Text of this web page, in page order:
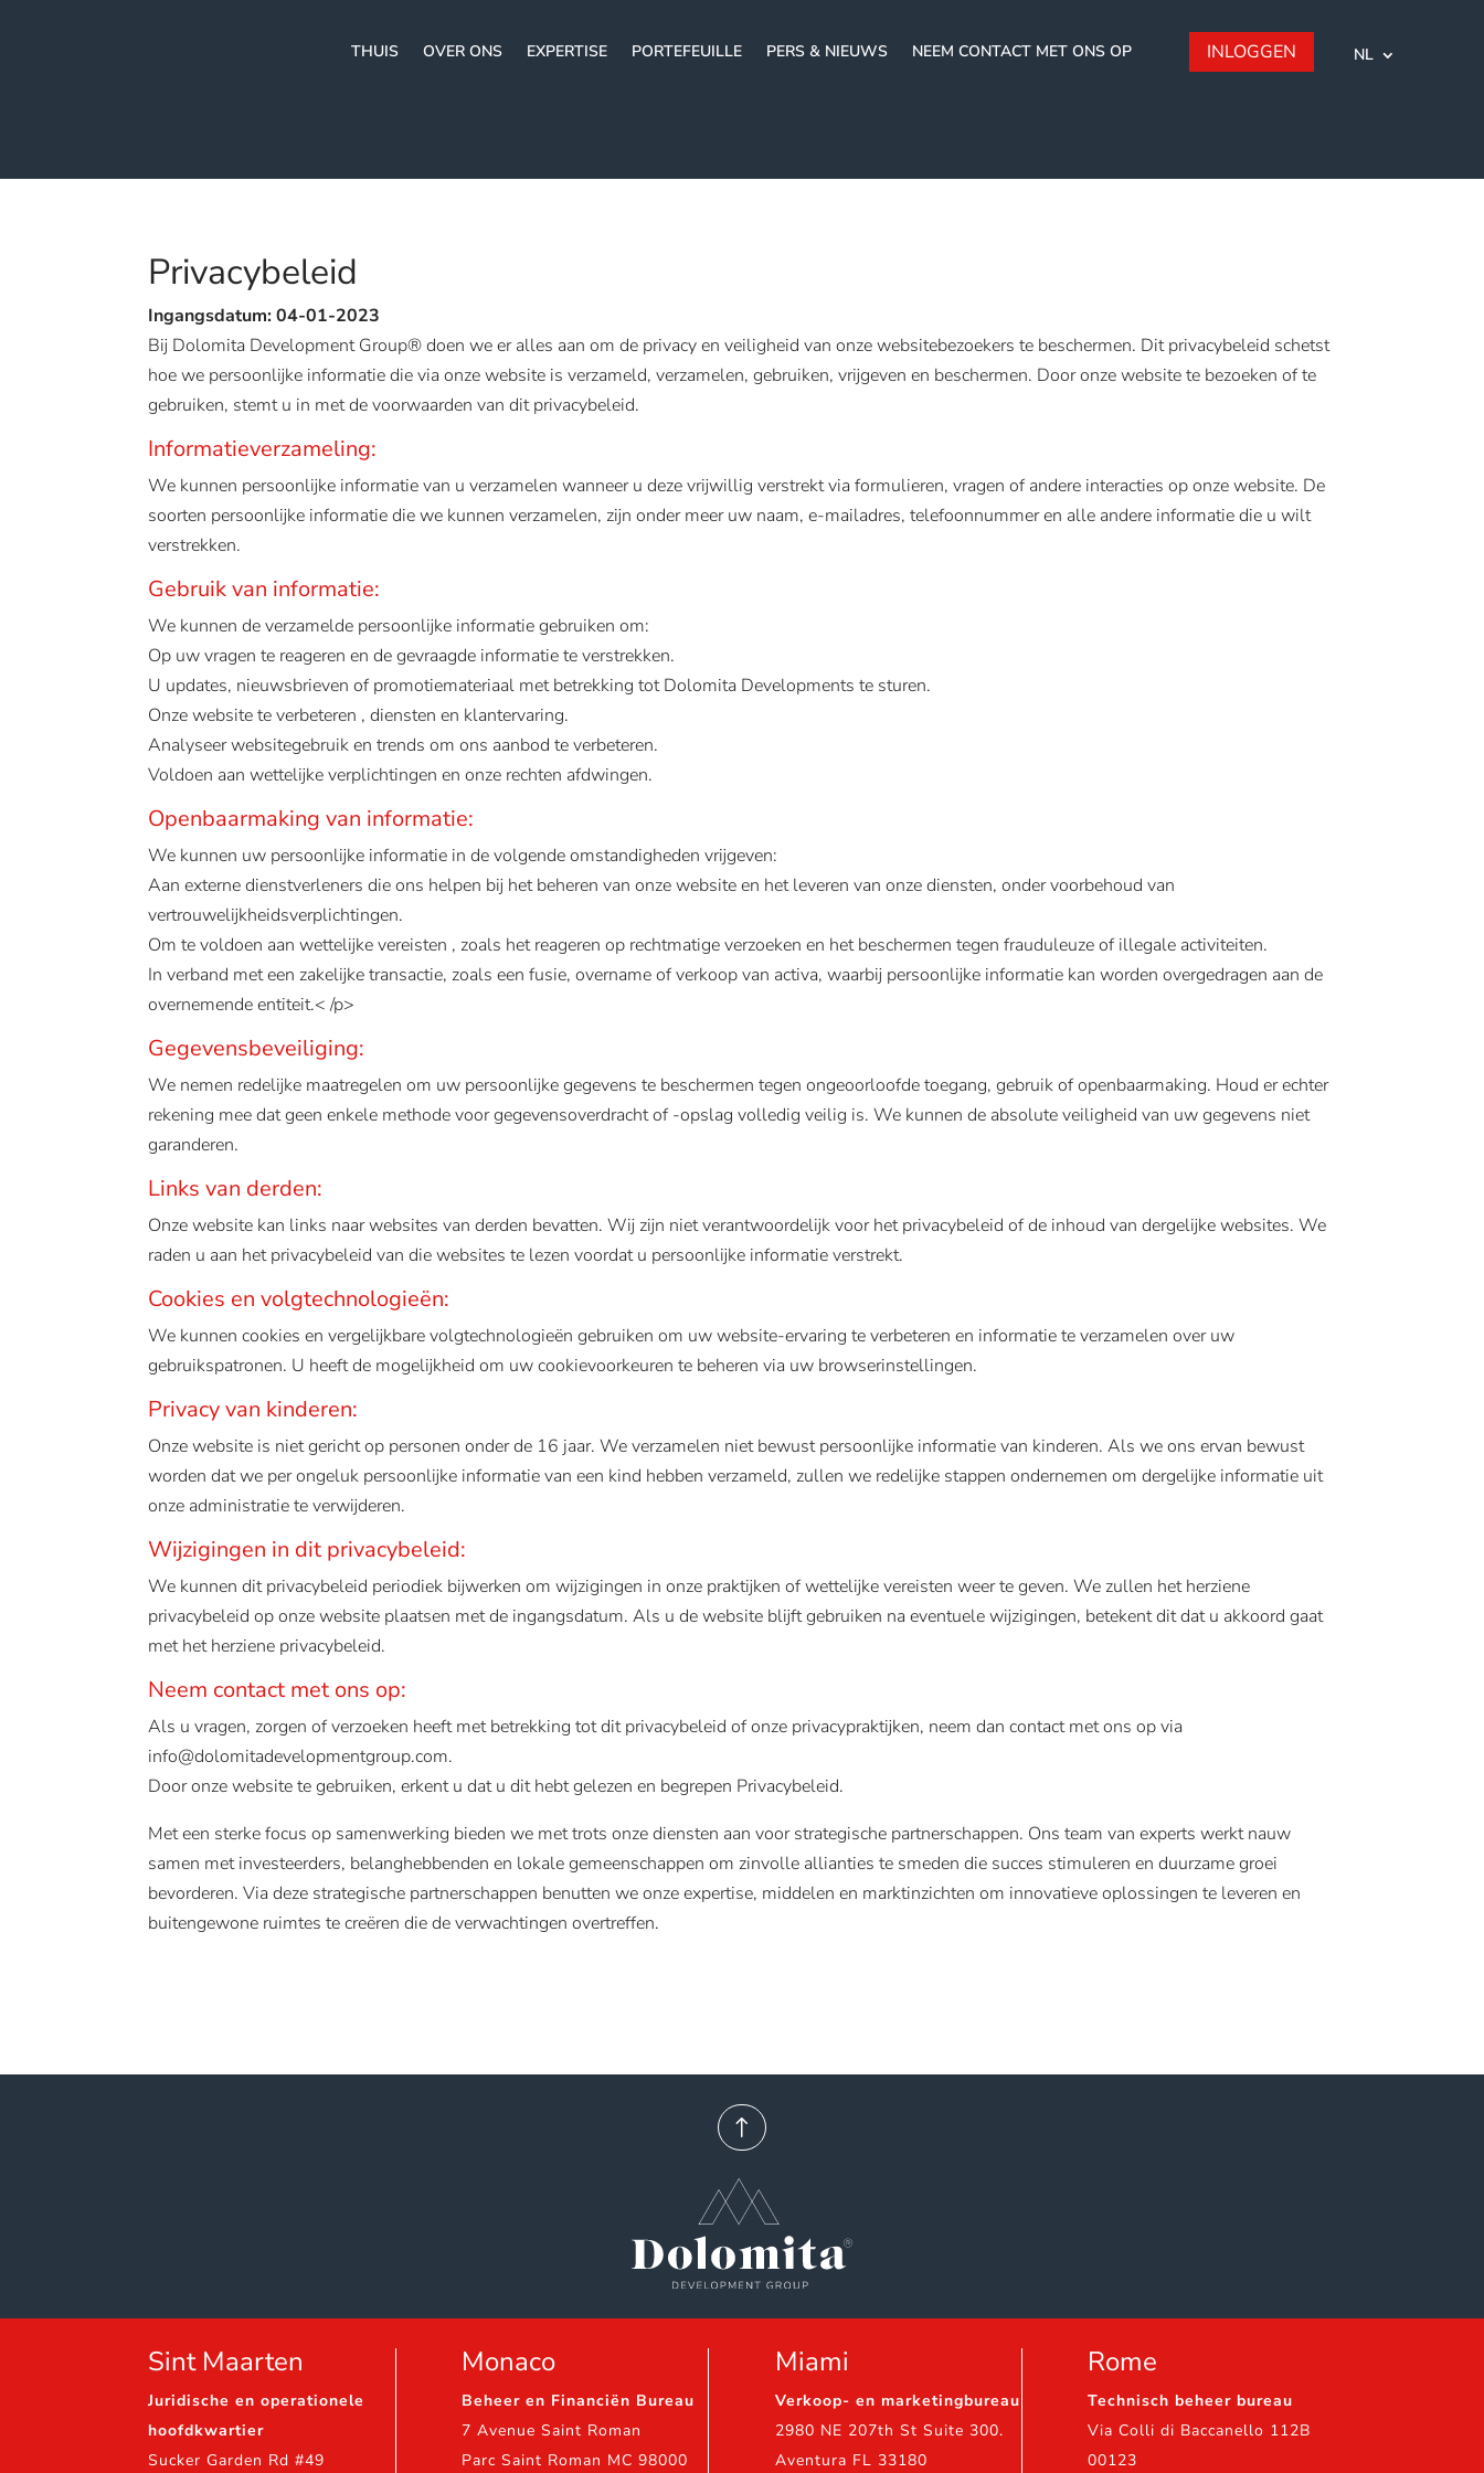
THUIS OVER ONS EXPERTISE PORTEFEUILLE PERS & NIEUWS NEEM CONTACT MET ONS OP INLOGGEN NL
Privacybeleid
Ingangsdatum: 04-01-2023
Bij Dolomita Development Group® doen we er alles aan om de privacy en veiligheid van onze websitebezoekers te beschermen. Dit privacybeleid schetst
hoe we persoonlijke informatie die via onze website is verzameld, verzamelen, gebruiken, vrijgeven en beschermen. Door onze website te bezoeken of te
gebruiken, stemt u in met de voorwaarden van dit privacybeleid.
Informatieverzameling:
We kunnen persoonlijke informatie van u verzamelen wanneer u deze vrijwillig verstrekt via formulieren, vragen of andere interacties op onze website. De
soorten persoonlijke informatie die we kunnen verzamelen, zijn onder meer uw naam, e-mailadres, telefoonnummer en alle andere informatie die u wilt
verstrekken.
Gebruik van informatie:
We kunnen de verzamelde persoonlijke informatie gebruiken om:
Op uw vragen te reageren en de gevraagde informatie te verstrekken.
U updates, nieuwsbrieven of promotiemateriaal met betrekking tot Dolomita Developments te sturen.
Onze website te verbeteren , diensten en klantervaring.
Analyseer websitegebruik en trends om ons aanbod te verbeteren.
Voldoen aan wettelijke verplichtingen en onze rechten afdwingen.
Openbaarmaking van informatie:
We kunnen uw persoonlijke informatie in de volgende omstandigheden vrijgeven:
Aan externe dienstverleners die ons helpen bij het beheren van onze website en het leveren van onze diensten, onder voorbehoud van
vertrouwelijkheidsverplichtingen.
Om te voldoen aan wettelijke vereisten , zoals het reageren op rechtmatige verzoeken en het beschermen tegen frauduleuze of illegale activiteiten.
In verband met een zakelijke transactie, zoals een fusie, overname of verkoop van activa, waarbij persoonlijke informatie kan worden overgedragen aan de
overnemende entiteit.< /p>
Gegevensbeveiliging:
We nemen redelijke maatregelen om uw persoonlijke gegevens te beschermen tegen ongeoorloofde toegang, gebruik of openbaarmaking. Houd er echter
rekening mee dat geen enkele methode voor gegevensoverdracht of -opslag volledig veilig is. We kunnen de absolute veiligheid van uw gegevens niet
garanderen.
Links van derden:
Onze website kan links naar websites van derden bevatten. Wij zijn niet verantwoordelijk voor het privacybeleid of de inhoud van dergelijke websites. We
raden u aan het privacybeleid van die websites te lezen voordat u persoonlijke informatie verstrekt.
Cookies en volgtechnologieën:
We kunnen cookies en vergelijkbare volgtechnologieën gebruiken om uw website-ervaring te verbeteren en informatie te verzamelen over uw
gebruikspatronen. U heeft de mogelijkheid om uw cookievoorkeuren te beheren via uw browserinstellingen.
Privacy van kinderen:
Onze website is niet gericht op personen onder de 16 jaar. We verzamelen niet bewust persoonlijke informatie van kinderen. Als we ons ervan bewust
worden dat we per ongeluk persoonlijke informatie van een kind hebben verzameld, zullen we redelijke stappen ondernemen om dergelijke informatie uit
onze administratie te verwijderen.
Wijzigingen in dit privacybeleid:
We kunnen dit privacybeleid periodiek bijwerken om wijzigingen in onze praktijken of wettelijke vereisten weer te geven. We zullen het herziene
privacybeleid op onze website plaatsen met de ingangsdatum. Als u de website blijft gebruiken na eventuele wijzigingen, betekent dit dat u akkoord gaat
met het herziene privacybeleid.
Neem contact met ons op:
Als u vragen, zorgen of verzoeken heeft met betrekking tot dit privacybeleid of onze privacypraktijken, neem dan contact met ons op via
info@dolomitadevelopmentgroup.com.
Door onze website te gebruiken, erkent u dat u dit hebt gelezen en begrepen Privacybeleid.
Met een sterke focus op samenwerking bieden we met trots onze diensten aan voor strategische partnerschappen. Ons team van experts werkt nauw
samen met investeerders, belanghebbenden en lokale gemeenschappen om zinvolle allianties te smeden die succes stimuleren en duurzame groei
bevorderen. Via deze strategische partnerschappen benutten we onze expertise, middelen en marktinzichten om innovatieve oplossingen te leveren en
buitengewone ruimtes te creëren die de verwachtingen overtreffen.
!
Sint Maarten
Juridische en operationele
hoofdkwartier
Sucker Garden Rd #49
Monaco
Beheer en Financiën Bureau
7 Avenue Saint Roman
Parc Saint Roman MC 98000
Miami
Verkoop- en marketingbureau
2980 NE 207th St Suite 300.
Aventura FL 33180
Rome
Technisch beheer bureau
Via Colli di Baccanello 112B
00123